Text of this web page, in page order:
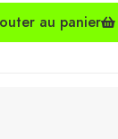
au panier